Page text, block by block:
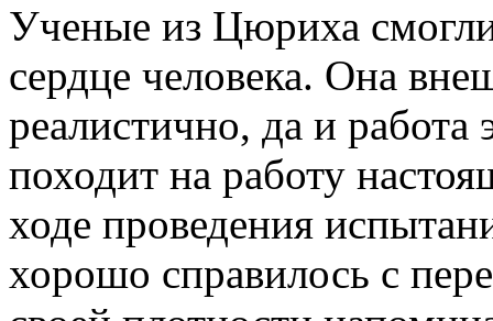
Ученые из Цюриха
сердце человека. Она
реалистично, да и работа
походит на работу
ходе проведения
хорошо справилось с